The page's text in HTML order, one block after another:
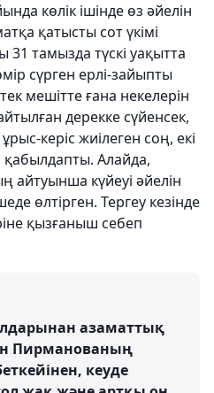
көлік ішінде өз әйелін
қатысты сот үкімі
тамызда түскі уақытта
сүрген ерлі-зайыпты
мешітте ғана некелерін
дерекке сүйенсек,
керіс жиілеген соң, екі
Алайда,
күйеуі әйелін
өлтірген. Тергеу кезінде
қызғаныш себеп
азаматтық
Пирманованың
кеуде